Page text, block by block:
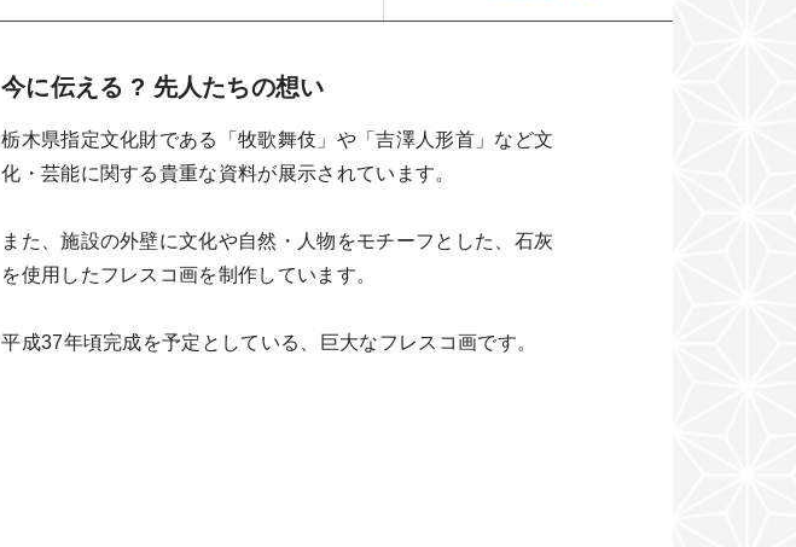
今に伝える ? 先人たちの想い
栃木県指定文化財である「牧歌舞伎」や「吉澤人形首」など文
化・芸能に関する貴重な資料が展示されています。
また、施設の外壁に文化や自然・人物をモチーフとした、石灰
を使用したフレスコ画を制作しています。
平成37年頃完成を予定としている、巨大なフレスコ画です。